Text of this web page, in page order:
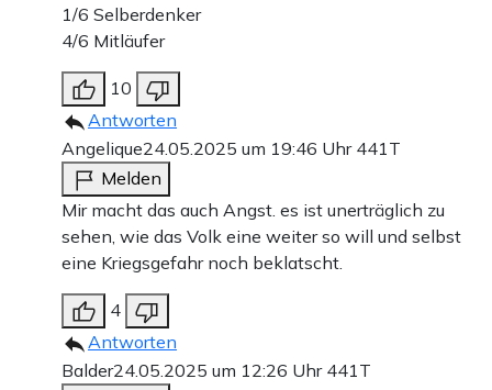
1/6 Selberdenker
4/6 Mitläufer
10
Antworten
Angelique24.05.2025 um 19:46 Uhr 441T
Melden
Mir macht das auch Angst. es ist unerträglich zu
sehen, wie das Volk eine weiter so will und selbst
eine Kriegsgefahr noch beklatscht.
4
Antworten
Balder24.05.2025 um 12:26 Uhr 441T